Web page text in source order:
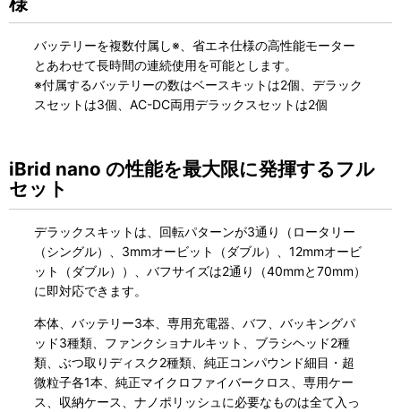
バッテリーを複数付属し※、省エネ仕様の高性能モーター
とあわせて長時間の連続使用を可能とします。
※付属するバッテリーの数はベースキットは2個、デラック
スセットは3個、AC-DC両用デラックスセットは2個
iBrid nano の性能を最大限に発揮するフル
セット
デラックスキットは、回転パターンが3通り（ロータリー
（シングル）、3mmオービット（ダブル）、12mmオービ
ット（ダブル））、バフサイズは2通り（40mmと70mm）
に即対応できます。
本体、バッテリー3本、専用充電器、バフ、バッキングパ
ッド3種類、ファンクショナルキット、ブラシヘッド2種
類、ぶつ取りディスク2種類、純正コンパウンド細目・超
微粒子各1本、純正マイクロファイバークロス、専用ケー
ス、収納ケース、ナノポリッシュに必要なものは全て入っ